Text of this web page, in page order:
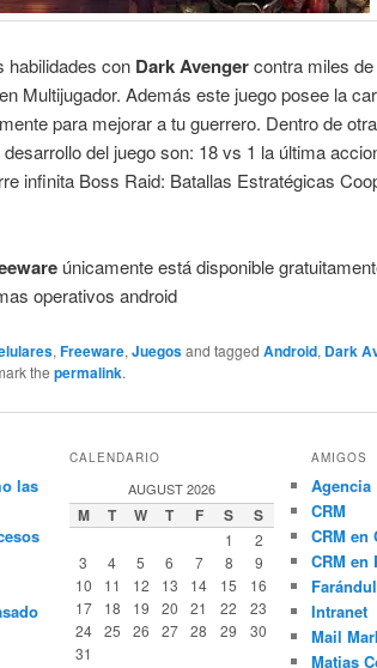
habilidades con Dark Avengercontra miles
Multijugador. Además este juego posee la
para mejorar a tu guerrero. Dentro de
del juego son: 18 vs 1 la última
infinita Boss Raid: Batallas Estratégicas
únicamente está disponible
operativos android
,Freeware,Juegosand taggedAndroid, Dark
thepermalink.
las
CALENDARIO
AUGUST 2026
M T W T F S S
1
2
3
4 5 6 7 8
9
10
11 12 13 14 15
16
17
18 19 20 21 22
23
24
25 26 27 28 29
30
31
AMIGOS
Agencia
CRM
CRM en
CRM en
Intranet
Mail
Matias